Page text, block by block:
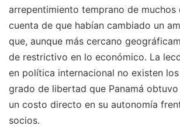
arrepentimiento temprano de muchos
cuenta de que habían cambiado un
que, aunque más cercano
de restrictivo en lo económico. La
en política internacional no existen
grado de libertad que Panamá
un costo directo en su autonomía
socios.